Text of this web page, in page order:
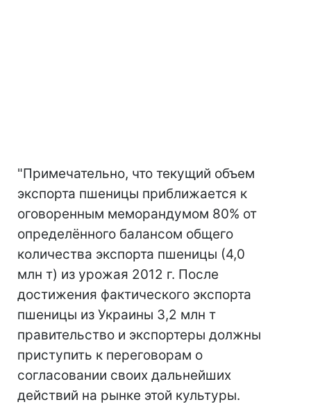
"Примечательно, что текущий объем
экспорта пшеницы приближается к
оговоренным меморандумом 80% от
определённого балансом общего
количества экспорта пшеницы (4,0
млн т) из урожая 2012 г. После
достижения фактического экспорта
пшеницы из Украины 3,2 млн т
правительство и экспортеры должны
приступить к переговорам о
согласовании своих дальнейших
действий на рынке этой культуры.